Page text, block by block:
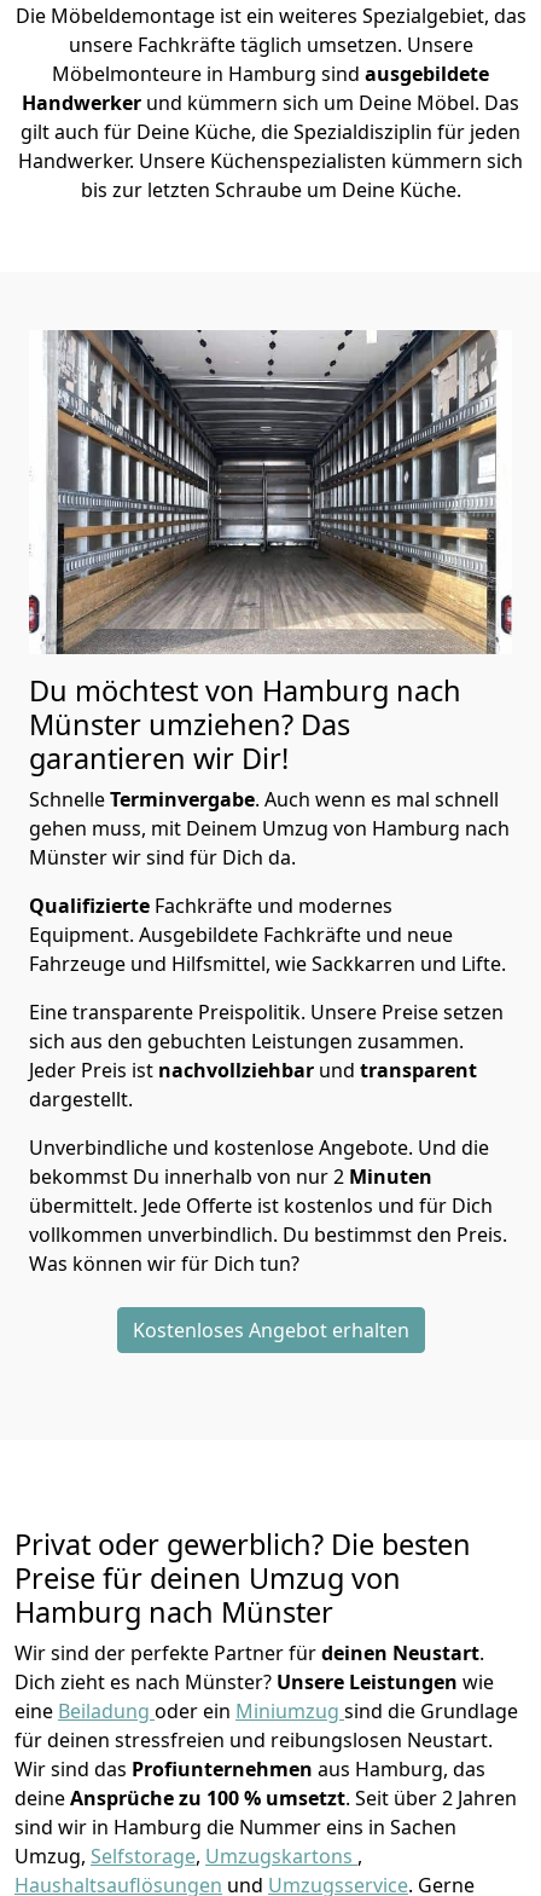
Die Möbeldemontage ist ein weiteres Spezialgebiet, das
unsere Fachkräfte täglich umsetzen. Unsere
Möbelmonteure in Hamburg sind ausgebildete
Handwerker und kümmern sich um Deine Möbel. Das
gilt auch für Deine Küche, die Spezialdisziplin für jeden
Handwerker. Unsere Küchenspezialisten kümmern sich
bis zur letzten Schraube um Deine Küche.
Du möchtest von Hamburg nach
Münster umziehen? Das
garantieren wir Dir!
SchnelleTerminvergabe. Auch wenn es mal schnell
gehen muss, mit Deinem Umzug von Hamburg nach
Münster wir sind für Dich da.
Qualifizierte Fachkräfte und modernes
Equipment. Ausgebildete Fachkräfte und neue
Fahrzeuge und Hilfsmittel, wie Sackkarren und Lifte.
Eine transparente Preispolitik. Unsere Preise setzen
sich aus den gebuchten Leistungen zusammen.
Jeder Preis ist nachvollziehbar und transparent
dargestellt.
Unverbindliche und kostenlose Angebote. Und die
bekommst Du innerhalb von nur2 Minuten
übermittelt. Jede Offerte ist kostenlos und für Dich
vollkommen unverbindlich. Du bestimmst den Preis.
Was können wir für Dich tun?
Kostenloses Angebot erhalten
Privat oder gewerblich? Die besten
Preise für deinen Umzug von
Hamburg nach Münster
Wir sind der perfekte Partner fürdeinen Neustart.
Dich zieht es nach Münster? Unsere Leistungen wie
eine Beiladung oder ein Miniumzug sind die Grundlage
für deinen stressfreien und reibungslosen Neustart.
Wir sind das Profiunternehmen aus Hamburg, das
deineAnsprüche zu 100 % umsetzt. Seit über 2 Jahren
sind wir in Hamburg die Nummer eins in Sachen
Umzug, Selfstorage, Umzugskartons ,
Haushaltsauflösungen und Umzugsservice. Gerne